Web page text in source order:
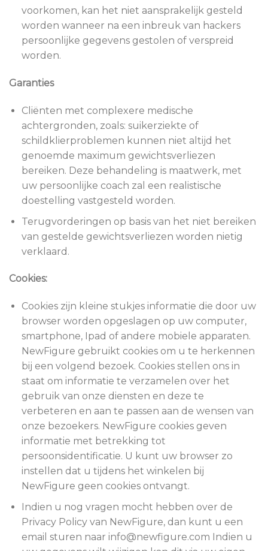
voorkomen, kan het niet aansprakelijk gesteld
worden wanneer na een inbreuk van hackers
persoonlijke gegevens gestolen of verspreid
worden.
Garanties
Cliënten met complexere medische
achtergronden, zoals: suikerziekte of
schildklierproblemen kunnen niet altijd het
genoemde maximum gewichtsverliezen
bereiken. Deze behandeling is maatwerk, met
uw persoonlijke coach zal een realistische
doestelling vastgesteld worden.
Terugvorderingen op basis van het niet bereiken
van gestelde gewichtsverliezen worden nietig
verklaard.
Cookies:
Cookies zijn kleine stukjes informatie die door uw
browser worden opgeslagen op uw computer,
smartphone, Ipad of andere mobiele apparaten.
NewFigure gebruikt cookies om u te herkennen
bij een volgend bezoek. Cookies stellen ons in
staat om informatie te verzamelen over het
gebruik van onze diensten en deze te
verbeteren en aan te passen aan de wensen van
onze bezoekers. NewFigure cookies geven
informatie met betrekking tot
persoonsidentificatie. U kunt uw browser zo
instellen dat u tijdens het winkelen bij
NewFigure geen cookies ontvangt.
Indien u nog vragen mocht hebben over de
Privacy Policy van NewFigure, dan kunt u een
email sturen naar info@newfigure.com Indien u